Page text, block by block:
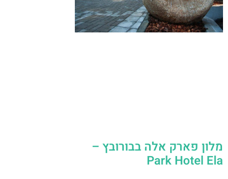
מלון פארק אלה בבורובץ –
Park Hotel Ela